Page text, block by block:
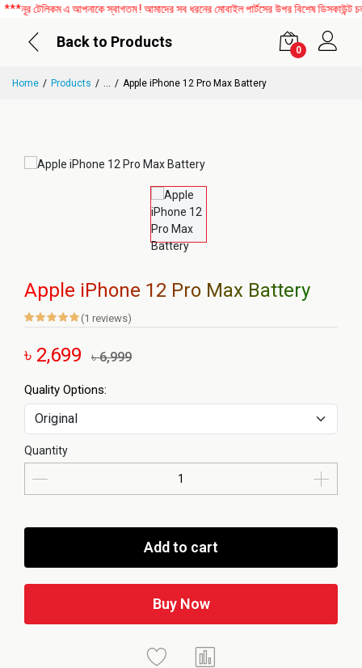
টেলিকম এ আপনাকে স্বাগতম ! আমাদের সব ধরনের মোবাইল পার্টসের উপর বিশেষ ডিসকাউন্ট
Back to Products
0
Home Products ... Apple iPhone 12 Pro Max Battery
Apple iPhone 12 Pro Max Battery
(1 reviews)
৳ 2,699 ৳ 6,999
Quality Options:
Quantity
Add to cart
Buy Now